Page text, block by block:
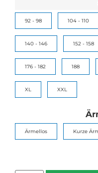
92 - 98 104 - 110
140 - 146 152 - 158
176 - 182 188
XL XXL
Ärmellos Kurze